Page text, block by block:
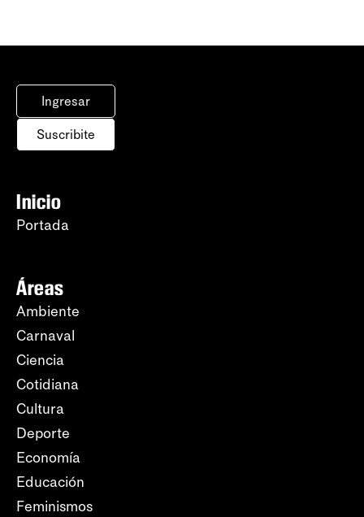
Ingresar
Suscribite
Inicio
Portada
Áreas
Ambiente
Carnaval
Ciencia
Cotidiana
Cultura
Deporte
Economía
Educación
Feminismos